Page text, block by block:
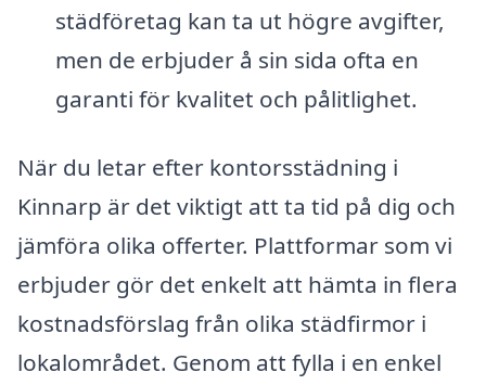
städföretag kan ta ut högre avgifter,
men de erbjuder å sin sida ofta en
garanti för kvalitet och pålitlighet.
När du letar efter kontorsstädning i
Kinnarp är det viktigt att ta tid på dig och
jämföra olika offerter. Plattformar som vi
erbjuder gör det enkelt att hämta in flera
kostnadsförslag från olika städfirmor i
lokalområdet. Genom att fylla i en enkel